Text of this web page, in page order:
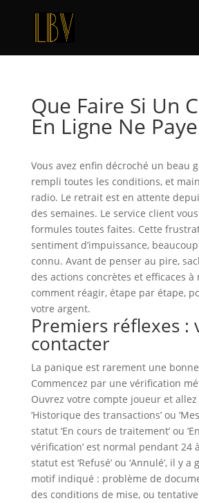
Que Faire Si Un
En Ligne Ne
Vous avez enfin décroché un beau
rempli toutes les conditions, et
radio. Le retrait est en attente
des semaines. Le service client
formules toutes faites. Cette
sentiment d’impuissance,
connu. Avant de penser au pire,
des actions concrètes et efficaces à
comment réagir, étape par étape,
votre argent.
Premiers réflexes :
contacter
La panique est rarement une
Commencez par une vérification
Ouvrez votre compte joueur et
‘Historique des transactions’ ou
statut ‘En cours de traitement’ ou
vérification’ est normal pendant 24
statut est ‘Refusé’ ou ‘Annulé’, il y
motif indiqué : problème de
des conditions de mise, ou